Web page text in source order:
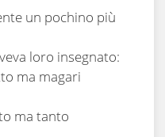
un pochino più
loro insegnato:
ma magari
ma tanto